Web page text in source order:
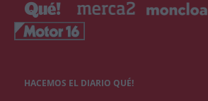
HACEMOS EL DIARIO QUÉ!